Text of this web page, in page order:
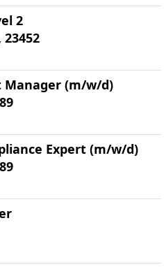
2
Manager (m/w/d)
Expert (m/w/d)